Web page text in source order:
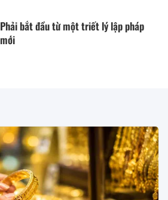
Phải bắt đầu từ một triết lý lập pháp
mới